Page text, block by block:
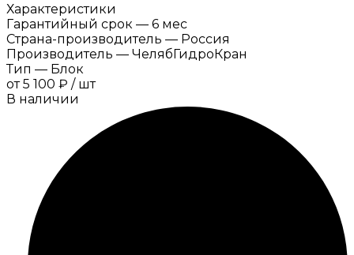
Характеристики
Гарантийный срок — 6 мес
Страна-производитель — Россия
Производитель — ЧелябГидроКран
Тип — Блок
от 5 100 ₽ / шт
В наличии